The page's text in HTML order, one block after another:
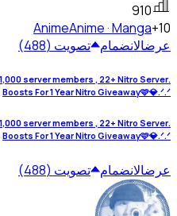
910
AnimeAnime · Manga+10
عرضالانضمام تصويت (488)
server members , 22+ Nitro Server
Boosts For 1 Year Nitro Giveaway🩷💎.ᐟ.ᐟ
server members , 22+ Nitro Server
Boosts For 1 Year Nitro Giveaway🩷💎.ᐟ.ᐟ
عرضالانضمام تصويت (488)